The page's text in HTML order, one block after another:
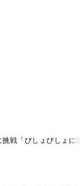
戦「びしょびしょに